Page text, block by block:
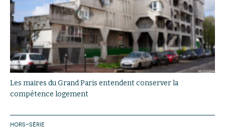
Les maires du Grand Paris entendent conserver la
compétence logement
HORS-SÉRIE